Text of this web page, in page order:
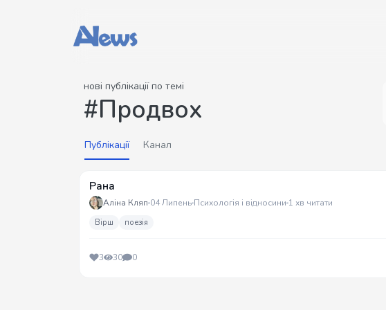
нові публікації по темі
#Продвох
Публікації Канал
Рана
Аліна Кляп 04 Липень Психологія і відносини 1 хв читати
Вірш поезія
3 30 0